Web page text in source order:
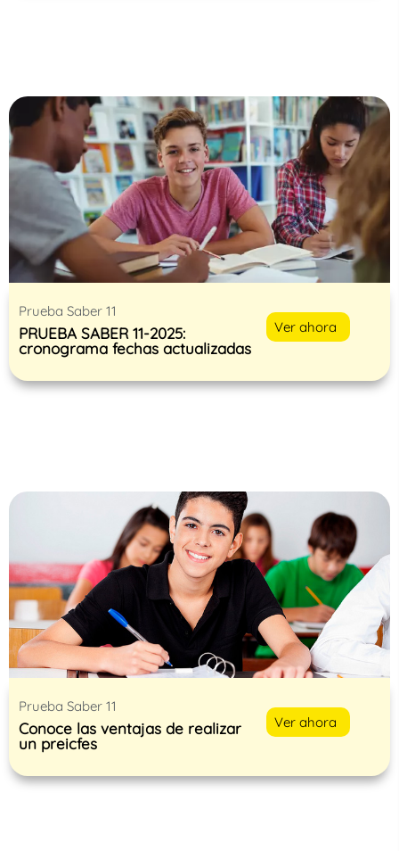
Prueba Saber 11
PRUEBA SABER 11-2025:
cronograma fechas actualizadas
Ver ahora
Prueba Saber 11
Conoce las ventajas de realizar
un preicfes
Ver ahora